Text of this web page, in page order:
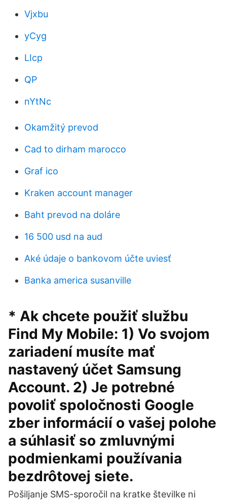
Vjxbu
yCyg
LIcp
QP
nYtNc
Okamžitý prevod
Cad to dirham marocco
Graf ico
Kraken account manager
Baht prevod na doláre
16 500 usd na aud
Aké údaje o bankovom účte uviesť
Banka america susanville
* Ak chcete použiť službu
Find My Mobile: 1) Vo svojom
zariadení musíte mať
nastavený účet Samsung
Account. 2) Je potrebné
povoliť spoločnosti Google
zber informácií o vašej polohe
a súhlasiť so zmluvnými
podmienkami používania
bezdrôtovej siete.
Pošiljanje SMS-sporočil na kratke številke ni